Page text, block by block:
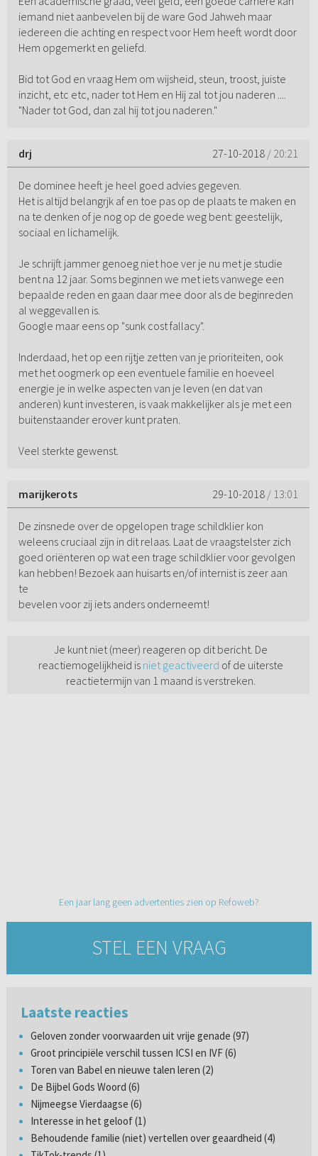
iemand niet aanbevelen bij de ware God Jahweh maar
iedereen die achting en respect voor Hem heeft wordt door
Hem opgemerkt en geliefd.
Bid tot God en vraag Hem om wijsheid, steun, troost, juiste
inzicht, etc etc, nader tot Hem en Hij zal tot jou naderen ....
"Nader tot God, dan zal hij tot jou naderen."
drj 27-10-2018 / 20:21
De dominee heeft je heel goed advies gegeven.
Het is altijd belangrjk af en toe pas op de plaats te maken en
na te denken of je nog op de goede weg bent: geestelijk,
sociaal en lichamelijk.
Je schrijft jammer genoeg niet hoe ver je nu met je studie
bent na 12 jaar. Soms beginnen we met iets vanwege een
bepaalde reden en gaan daar mee door als de beginreden
al weggevallen is.
Google maar eens op "sunk cost fallacy".
Inderdaad, het op een rijtje zetten van je prioriteiten, ook
met het oogmerk op een eventuele familie en hoeveel
energie je in welke aspecten van je leven (en dat van
anderen) kunt investeren, is vaak makkelijker als je met een
buitenstaander erover kunt praten.
Veel sterkte gewenst.
marijkerots 29-10-2018 / 13:01
De zinsnede over de opgelopen trage schildklier kon
weleens cruciaal zijn in dit relaas. Laat de vraagstelster zich
goed oriënteren op wat een trage schildklier voor gevolgen
kan hebben! Bezoek aan huisarts en/of internist is zeer aan
te
bevelen voor zij iets anders onderneemt!
Je kunt niet (meer) reageren op dit bericht. De
reactiemogelijkheid is niet geactiveerd of de uiterste
reactietermijn van 1 maand is verstreken.
Een jaar lang geen advertenties zien op Refoweb?
STEL EEN VRAAG
Laatste reacties
Geloven zonder voorwaarden uit vrije genade (97)
Groot principiële verschil tussen ICSI en IVF (6)
Toren van Babel en nieuwe talen leren (2)
De Bijbel Gods Woord (6)
Nijmeegse Vierdaagse (6)
Interesse in het geloof (1)
Behoudende familie (niet) vertellen over geaardheid (4)